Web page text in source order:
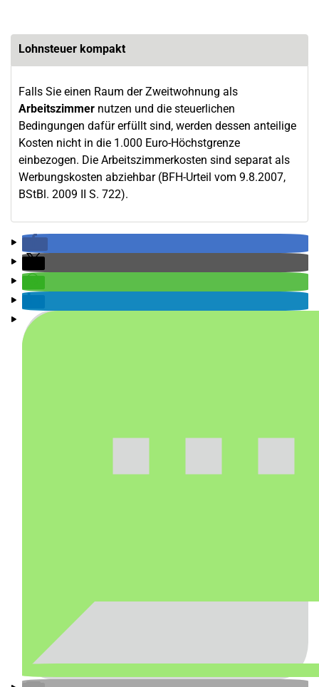
Lohnsteuer kompakt
Falls Sie einen Raum der Zweitwohnung als
Arbeitszimmer nutzen und die steuerlichen
Bedingungen dafür erfüllt sind, werden dessen anteilige
Kosten nicht in die 1.000 Euro-Höchstgrenze
einbezogen. Die Arbeitszimmerkosten sind separat als
Werbungskosten abziehbar (BFH-Urteil vom 9.8.2007,
BStBl. 2009 II S. 722).